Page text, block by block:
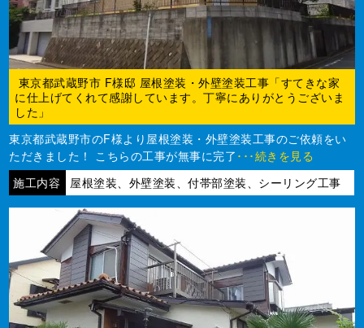
東京都武蔵野市 F様邸 屋根塗装・外壁塗装工事「すてきな家
に仕上げてくれて感謝しています。丁寧にありがとうございま
した」
東京都武蔵野市のF様より屋根塗装・外壁塗装工事のご依頼をい
ただきました！ こちらの工事が無事に完了 ･･･続きを見る
施工内容
屋根塗装、外壁塗装、付帯部塗装、シーリング工事